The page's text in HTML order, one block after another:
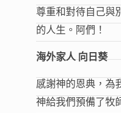
尊重和對待自己與
的人生。阿們！
海外家人 向日葵
感謝神的恩典，為
神給我們預備了牧